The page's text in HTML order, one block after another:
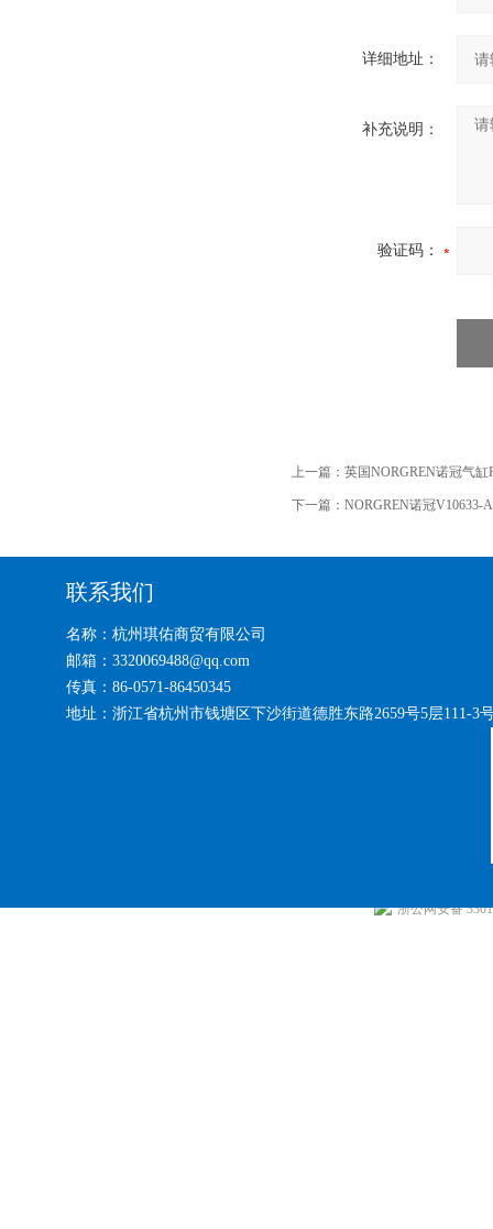
详细地址：
补充说明：
验证码：
上一篇： 英国NORGREN诺冠气缸
下一篇： NORGREN诺冠V10633-
联系我们
名称：杭州琪佑商贸有限公司
邮箱：3320069488@qq.com
传真：86-0571-86450345
地址：浙江省杭州市钱塘区下沙街道德胜东路2659号5层111-3
浙公网安备